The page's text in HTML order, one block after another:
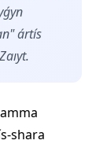
ártís
shara